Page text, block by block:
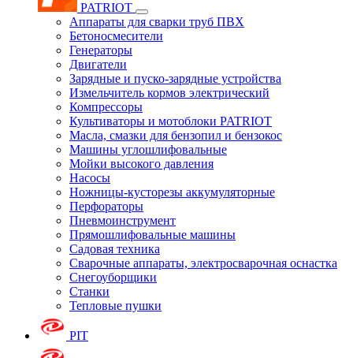
PATRIOT
Аппараты для сварки труб ПВХ
Бетоносмесители
Генераторы
Двигатели
Зарядные и пуско-зарядные устройства
Измельчитель кормов электрический
Компрессоры
Культиваторы и мотоблоки PATRIOT
Масла, смазки для бензопил и бензокос
Машины углошлифовальные
Мойки высокого давления
Насосы
Ножницы-кусторезы аккумуляторные
Перфораторы
Пневмоинструмент
Прямошлифовальные машины
Садовая техника
Сварочные аппараты, электросварочная оснастка
Снегоуборщики
Станки
Тепловые пушки
PIT